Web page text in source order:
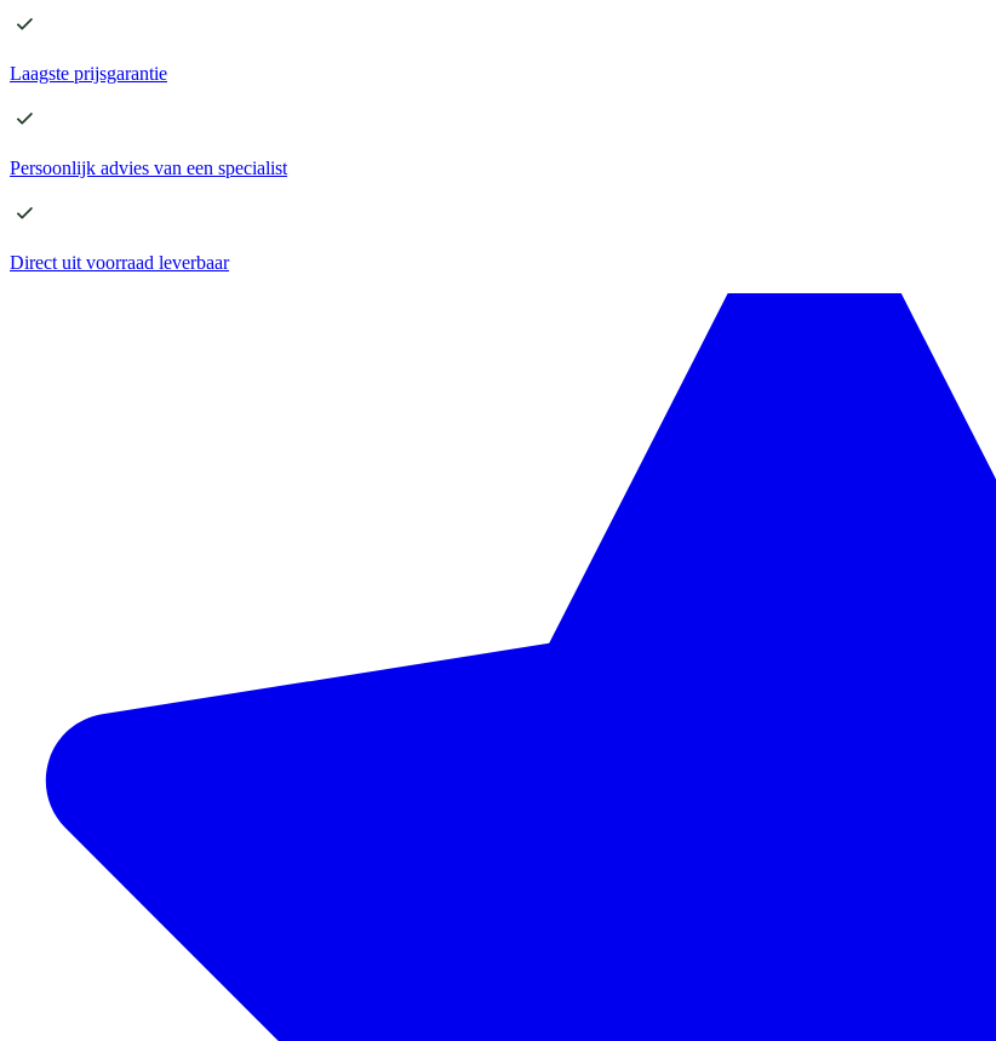
Laagste prijsgarantie
Persoonlijk advies van een specialist
Direct uit voorraad leverbaar